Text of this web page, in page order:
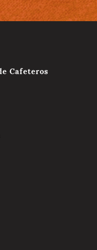
Cafeteros